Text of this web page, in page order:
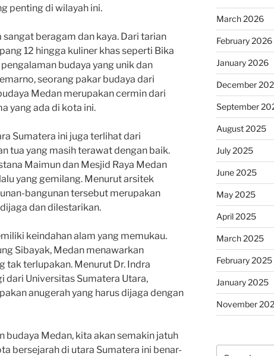
penting di wilayah ini.
sangat beragam dan kaya. Dari tarian
12 hingga kuliner khas seperti Bika
budaya yang unik dan
seorang pakar budaya dari
Medan merupakan cermin dari
yang ada di kota ini.
Sumatera ini juga terlihat dari
tua yang masih terawat dengan baik.
Maimun dan Mesjid Raya Medan
yang gemilang. Menurut arsitek
bangunan tersebut merupakan
dan dilestarikan.
keindahan alam yang memukau.
Sibayak, Medan menawarkan
tak terlupakan. Menurut Dr. Indra
dari Universitas Sumatera Utara,
anugerah yang harus dijaga dengan
budaya Medan, kita akan semakin jatuh
bersejarah di utara Sumatera ini benar-
March 2026
February 2026
January 2026
December
September
August 2025
July 2025
June 2025
May 2025
April 2025
March 2025
February 2025
January 2025
November